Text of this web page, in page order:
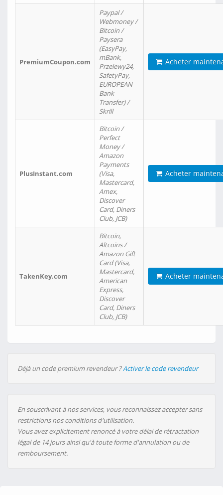
PremiumCoupon.com
Paypal /
Webmoney /
Bitcoin /
Paysera
(EasyPay,
mBank,
Przelewy24,
SafetyPay,
EUROPEAN
Bank
Transfer) /
Skrill
Acheter
PlusInstant.com
Bitcoin /
Perfect
Money /
Amazon
Payments
(Visa,
Mastercard,
Amex,
Discover
Card, Diners
Club, JCB)
Acheter
TakenKey.com
Bitcoin,
Altcoins /
Amazon Gift
Card (Visa,
Mastercard,
American
Express,
Discover
Card, Diners
Club, JCB)
Acheter
Déjà un code premium revendeur ?Activer le code revendeur
En souscrivant à nos services, vous reconnaissez accepter sans
restrictions nos conditions d'utilisation.
Vous avez explicitement renoncé à votre délai de rétractation
légal de 14 jours ainsi qu'à toute forme d'annulation ou de
remboursement.